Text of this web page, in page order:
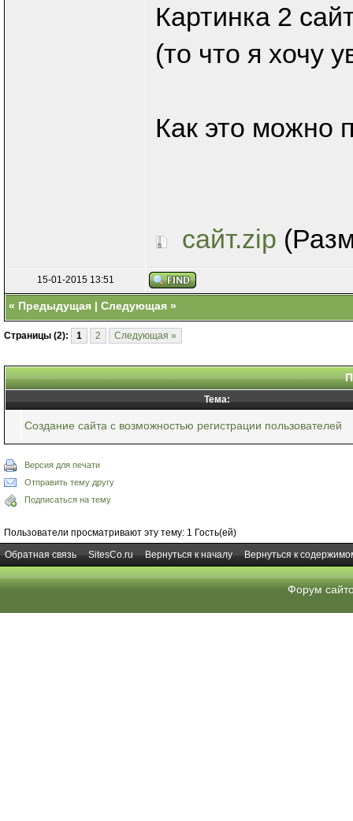
Картинка 2
(то что я хочу
Как это можно
сайт.zip
15-01-2015 13:51
« Предыдущая | Следующая »
Страницы (2): 1 2 Следующая »
Тема:
Создание сайта с возможностью регистрации пользователей
Версия для печати
Отправить тему другу
Подписаться на тему
Пользователи просматривают эту тему: 1 Гость(ей)
Обратная связь
SitesCo.ru Вернуться к началу Вернуться к
Форум